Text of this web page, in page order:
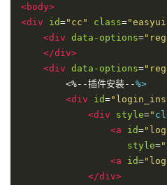
<body>
<div
id="cc" class=
<div data-options=
</div>
<div data-options=
<%--插件安装--%>
<div
id=
<div
style="
<a
id=
style="
<a
id=
</div>